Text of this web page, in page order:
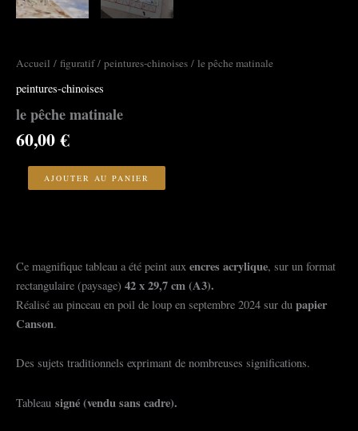
Accueil / figuratif/ peintures-chinoises / le pêche matinale
peintures-chinoises
le pêche matinale
60,00€
AJOUTER AU PANIER
Ce magnifique tableau a été peint aux encres acrylique, sur un format
rectangulaire (paysage) 42x 29,7 cm (A3).
Réalisé au pinceau en poil de loup en septembre 2024 sur du papier
Canson.
Des sujets traditionnels exprimant de nombreuses significations.
Tableau signé (vendu sans cadre).